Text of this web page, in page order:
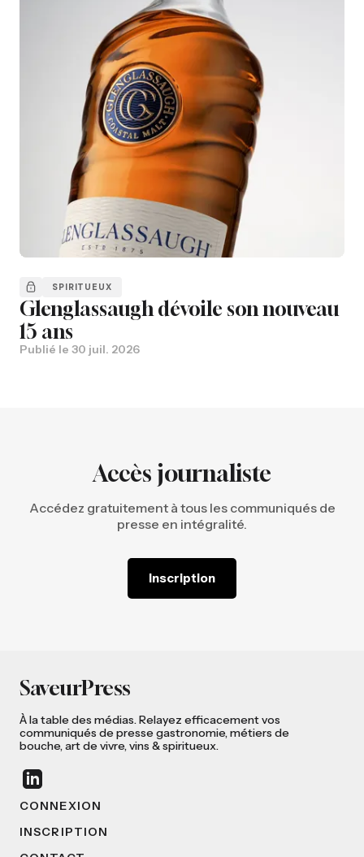
SPIRITUEUX
Glenglassaugh dévoile son nouveau
15 ans
Publié le 30 juil. 2026
Accès journaliste
Accédez gratuitement à tous les communiqués de
presse en intégralité.
Inscription
SaveurPress
À la table des médias. Relayez efficacement vos
communiqués de presse gastronomie, métiers de
bouche, art de vivre, vins & spiritueux.
CONNEXION
INSCRIPTION